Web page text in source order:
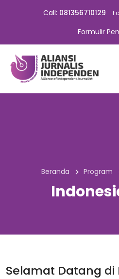
Call: 081356710129
Formulir
Beranda Program
Selamat Datang di